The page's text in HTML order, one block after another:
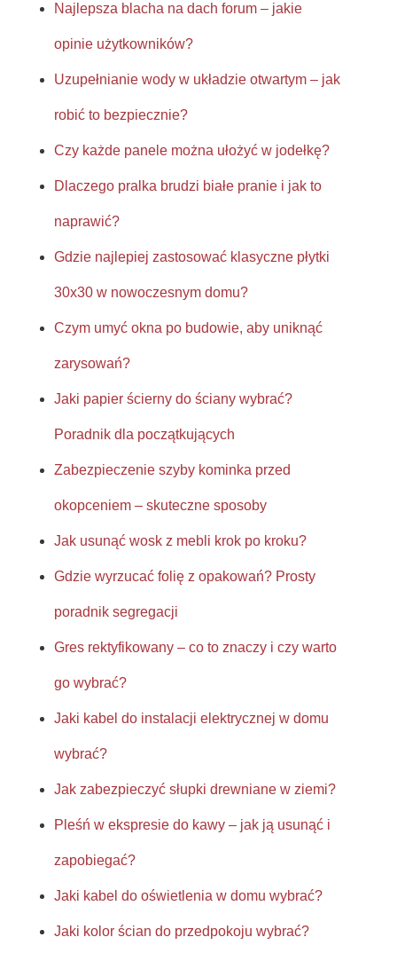
Najlepsza blacha na dach forum – jakie
opinie użytkowników?
Uzupełnianie wody w układzie otwartym – jak
robić to bezpiecznie?
Czy każde panele można ułożyć w jodełkę?
Dlaczego pralka brudzi białe pranie i jak to
naprawić?
Gdzie najlepiej zastosować klasyczne płytki
30x30 w nowoczesnym domu?
Czym umyć okna po budowie, aby uniknąć
zarysowań?
Jaki papier ścierny do ściany wybrać?
Poradnik dla początkujących
Zabezpieczenie szyby kominka przed
okopceniem – skuteczne sposoby
Jak usunąć wosk z mebli krok po kroku?
Gdzie wyrzucać folię z opakowań? Prosty
poradnik segregacji
Gres rektyfikowany – co to znaczy i czy warto
go wybrać?
Jaki kabel do instalacji elektrycznej w domu
wybrać?
Jak zabezpieczyć słupki drewniane w ziemi?
Pleśń w ekspresie do kawy – jak ją usunąć i
zapobiegać?
Jaki kabel do oświetlenia w domu wybrać?
Jaki kolor ścian do przedpokoju wybrać?